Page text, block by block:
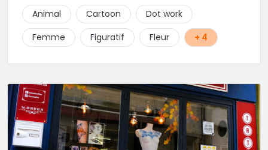
découvrir son super shop !
Animal Cartoon
Dot work
Femme
Figuratif Fleur + 4